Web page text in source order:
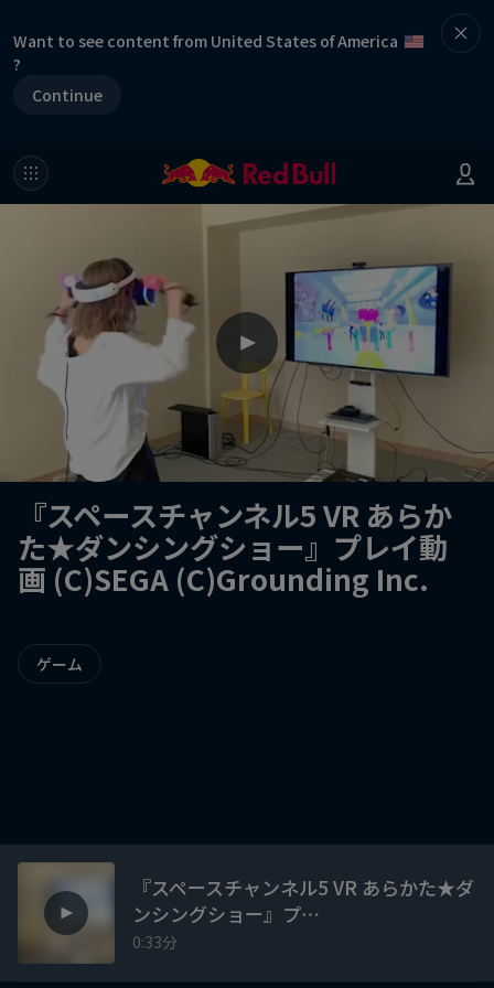
Want to see content from United States of America
?
Continue
『スペースチャンネル5 VR あらか
た★ダンシングショー』プレイ動
画 (C)SEGA (C)Grounding Inc.
ゲーム
『スペースチャンネル5 VR あらかた★ダ
ンシングショー』プ…
0:33分